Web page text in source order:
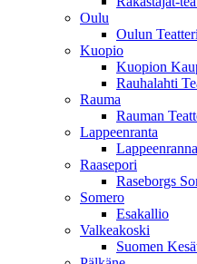
Oulu
Oulun Teatteri
Kuopio
Kuopion
Rauhalahti
Rauma
Rauman
Lappeenranta
Raasepori
Raseborgs
Somero
Esakallio
Valkeakoski
Suomen